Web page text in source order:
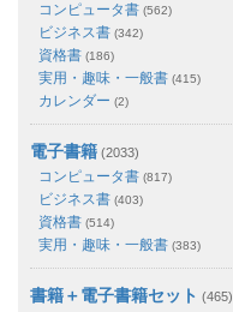
コンピュータ書 (562)
ビジネス書 (342)
資格書 (186)
実用・趣味・一般書 (415)
カレンダー (2)
電子書籍 (2033)
コンピュータ書 (817)
ビジネス書 (403)
資格書 (514)
実用・趣味・一般書 (383)
書籍＋電子書籍セット (465)